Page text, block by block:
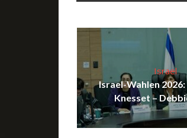
Israel
Israel-Wahlen
Knesset –